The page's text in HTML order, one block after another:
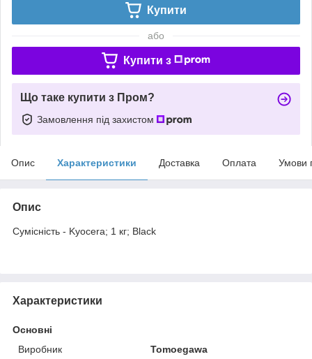
Купити
або
Купити з
Що таке купити з Пром?
Замовлення під захистом
Опис Характеристики Доставка Оплата Умови
Опис
Сумісність - Kyocera; 1 кг; Black
Характеристики
Основні
Виробник
Tomoegawa